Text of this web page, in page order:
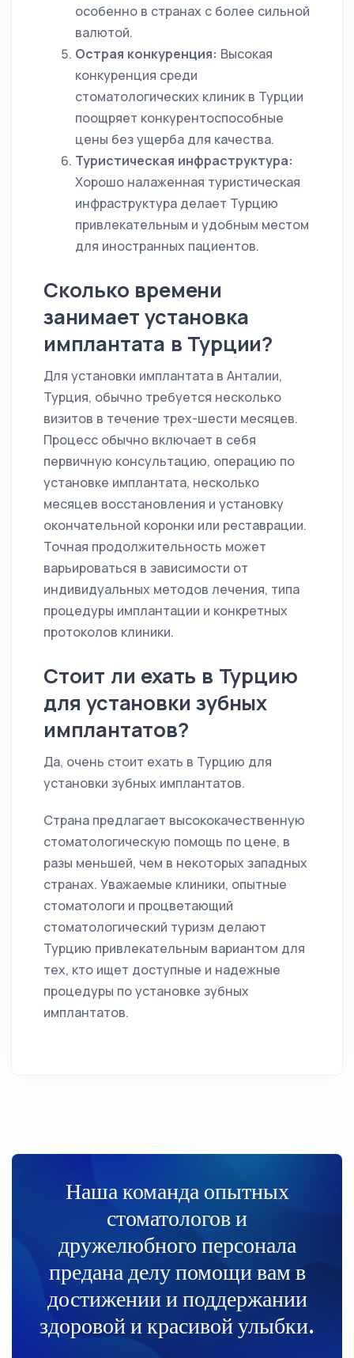
особенно в странах с более сильной
валютой.
Острая конкуренция: Высокая
конкуренция среди
стоматологических клиник в Турции
поощряет конкурентоспособные
цены без ущерба для качества.
Туристическая инфраструктура:
Хорошо налаженная туристическая
инфраструктура делает Турцию
привлекательным и удобным местом
для иностранных пациентов.
Сколько времени
занимает установка
имплантата в Турции?
Для установки имплантата в Анталии,
Турция, обычно требуется несколько
визитов в течение трех-шести месяцев.
Процесс обычно включает в себя
первичную консультацию, операцию по
установке имплантата, несколько
месяцев восстановления и установку
окончательной коронки или реставрации.
Точная продолжительность может
варьироваться в зависимости от
индивидуальных методов лечения, типа
процедуры имплантации и конкретных
протоколов клиники.
Стоит ли ехать в Турцию
для установки зубных
имплантатов?
Да, очень стоит ехать в Турцию для
установки зубных имплантатов.
Страна предлагает высококачественную
стоматологическую помощь по цене, в
разы меньшей, чем в некоторых западных
странах. Уважаемые клиники, опытные
стоматологи и процветающий
стоматологический туризм делают
Турцию привлекательным вариантом для
тех, кто ищет доступные и надежные
процедуры по установке зубных
имплантатов.
Наша команда опытных
стоматологов и
дружелюбного персонала
предана делу помощи вам в
достижении и поддержании
здоровой и красивой улыбки.